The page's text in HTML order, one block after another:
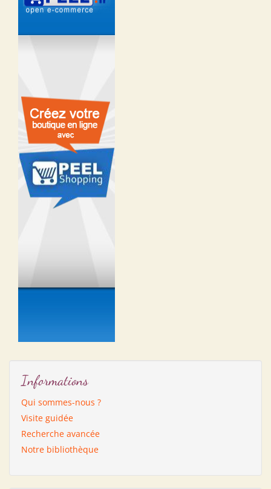
Informations
Qui sommes-nous ?
Visite guidée
Recherche avancée
Notre bibliothèque